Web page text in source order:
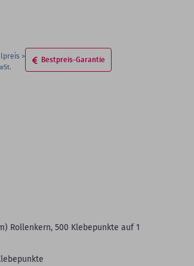
Bestpreis-Garantie
Rollenkern, 500 Klebepunkte auf 1